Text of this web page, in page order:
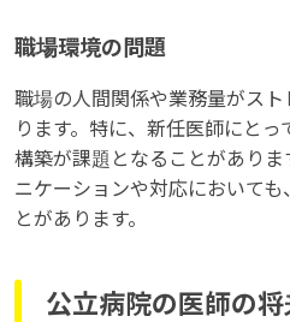
職場環境の問題
職場の人間関係や業務量がス
ります。特に、新任医師にと
構築が課題となることがありま
ニケーションや対応において
とがあります。
公立病院の医師の